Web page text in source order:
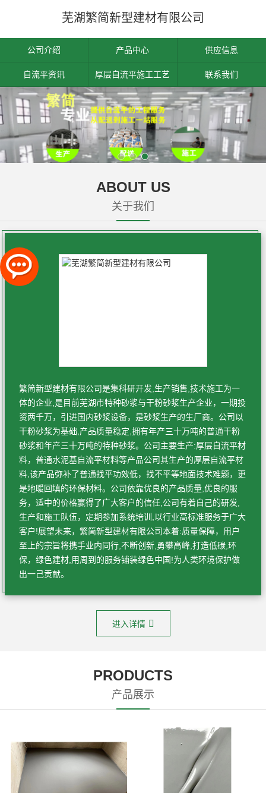
芜湖繁简新型建材有限公司
公司介绍 产品中心 供应信息
自流平资讯 厚层自流平施工工艺 联系我们
ABOUT US
关于我们
繁简新型建材有限公司是集科研开发,生产销售,技术施工为一
体的企业,是目前芜湖市特种砂浆与干粉砂浆生产企业，一期投
资两千万，引进国内砂浆设备，是砂浆生产的生厂商。公司以
干粉砂浆为基础,产品质量稳定,拥有年产三十万吨的普通干粉
砂浆和年产三十万吨的特种砂浆。公司主要生产:厚层自流平材
料，普通水泥基自流平材料等产品公司其生产的厚层自流平材
料,该产品弥补了普通找平功效低，找不平等地面技术难题，更
是地暖回填的环保材料。公司依靠优良的产品质量,优良的服
务，适中的价格赢得了广大客户的信任,公司有着自己的研发,
生产和施工队伍，定期参加系统培训,以行业高标准服务于广大
客户!展望未来，繁简新型建材有限公司本着:质量保障，用户
至上的宗旨将携手业内同行,不断创新,勇攀高峰,打造低碳,环
保，绿色建材,用周到的服务铺装绿色中国!为人类环境保护做
出一己贡献。
进入详情
PRODUCTS
产品展示